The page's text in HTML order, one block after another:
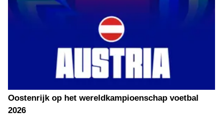
Oostenrijk op het wereldkampioenschap voetbal
2026